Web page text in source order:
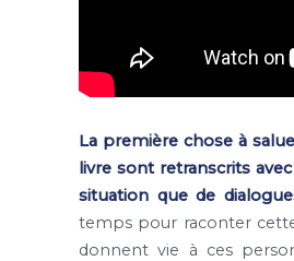
La première chose à
livre sont retranscrits
situation que de
temps pour raconter
donnent vie à ces